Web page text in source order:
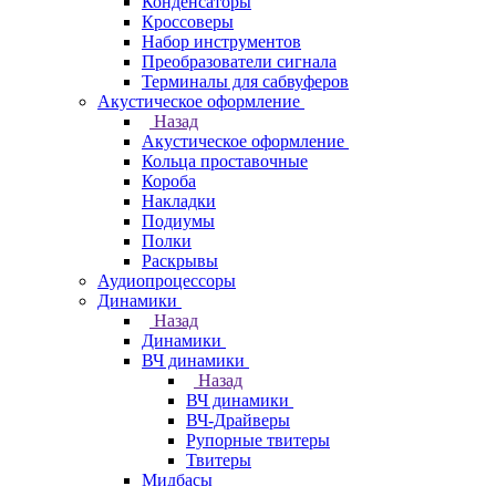
Кроссоверы
Набор инструментов
Преобразователи сигнала
Терминалы для сабвуферов
Акустическое оформление
Назад
Акустическое оформление
Кольца проставочные
Короба
Накладки
Подиумы
Полки
Раскрывы
Аудиопроцессоры
Динамики
Назад
Динамики
ВЧ динамики
Назад
ВЧ динамики
ВЧ-Драйверы
Рупорные твитеры
Твитеры
Мидбасы